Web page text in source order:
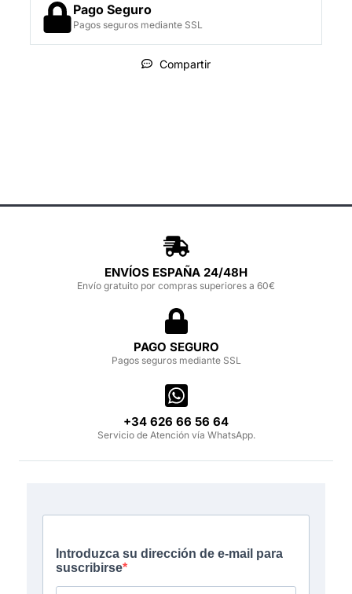
Pago Seguro
Pagos seguros mediante SSL
Compartir
ENVÍOS ESPAÑA 24/48H
Envío gratuito por compras superiores a 60€
PAGO SEGURO
Pagos seguros mediante SSL
‪+34 626 66 56 64‬
Servicio de Atención vía WhatsApp.